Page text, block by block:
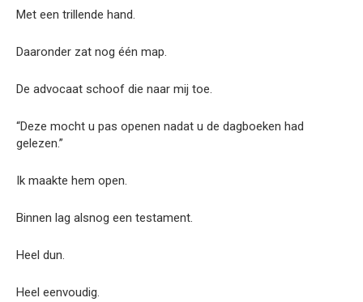
Met een trillende hand.
Daaronder zat nog één map.
De advocaat schoof die naar mij toe.
“Deze mocht u pas openen nadat u de dagboeken had
gelezen.”
Ik maakte hem open.
Binnen lag alsnog een testament.
Heel dun.
Heel eenvoudig.